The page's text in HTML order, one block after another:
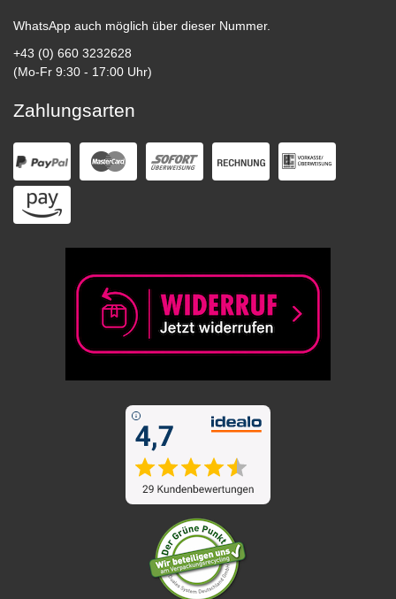
WhatsApp auch möglich über dieser Nummer.
+43 (0) 660 3232628
(Mo-Fr 9:30 - 17:00 Uhr)
Zahlungsarten